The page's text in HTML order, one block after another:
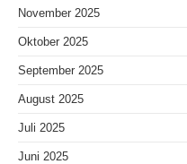
November 2025
Oktober 2025
September 2025
August 2025
Juli 2025
Juni 2025